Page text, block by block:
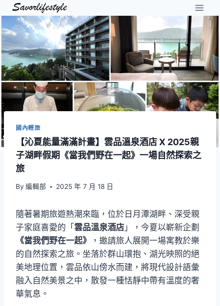
Skip
to
content
國內輕旅
【沁夏能量滿滿計畫】雲品溫泉酒店 X 2025親
子湖畔假期《當我們野在一起》一場自然探索之
旅
By 編輯部 2025 年 7 月 18 日
隨著暑期旅遊熱潮來臨，位於日月潭湖畔、深受親
子家庭喜愛的「 雲品溫泉酒店 」，今夏以嶄新企劃
《當我們野在一起》
，邀請旅人展開一場寓教於樂
的自然探索之旅。坐落於群山環抱、湖光映照的絕
美地理位置，雲品依山傍水而建，將現代設計語彙
融入自然美景之中，散發一種恬靜中帶有溫度的奢
華氣息。